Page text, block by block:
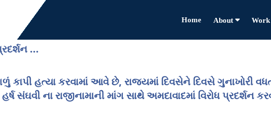
Home About
...
હત્યા કરવામાં આવે છે, રાજ્યમાં દિવસેને દિવસે ગુનાખોરી
ના રાજીનામાની માંગ સાથે અમદાવાદમાં વિરોધ પ્રદર્શન